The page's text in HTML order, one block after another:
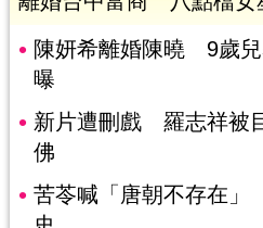
陳妍希離婚陳曉 9歲兒
曝
新片遭刪戲 羅志祥被
佛
苦苓喊「唐朝不存在